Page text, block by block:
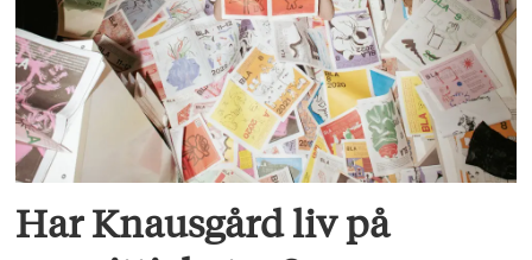
Har Knausgård liv på